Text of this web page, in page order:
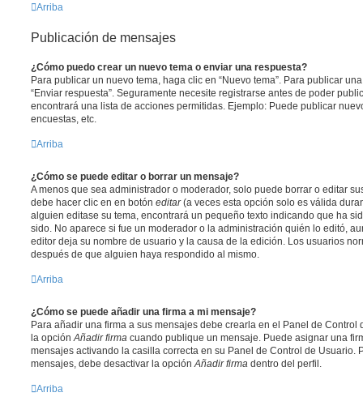
Arriba
Publicación de mensajes
¿Cómo puedo crear un nuevo tema o enviar una respuesta?
Para publicar un nuevo tema, haga clic en “Nuevo tema”. Para publicar
“Enviar respuesta”. Seguramente necesite registrarse antes de poder
encontrará una lista de acciones permitidas. Ejemplo: Puede publicar
encuestas, etc.
Arriba
¿Cómo se puede editar o borrar un mensaje?
A menos que sea administrador o moderador, solo puede borrar o editar
debe hacer clic en en botón editar(a veces esta opción solo es válida
alguien editase su tema, encontrará un pequeño texto indicando que ha
sido. No aparece si fue un moderador o la administración quién lo editó,
editor deja su nombre de usuario y la causa de la edición. Los usuarios
después de que alguien haya respondido al mismo.
Arriba
¿Cómo se puede añadir una firma a mi mensaje?
Para añadir una firma a sus mensajes debe crearla en el Panel de Control
la opción Añadir firma cuando publique un mensaje. Puede asignar una
mensajes activando la casilla correcta en su Panel de Control de Usuario.
mensajes, debe desactivar la opción Añadir firma dentro del perfil.
Arriba